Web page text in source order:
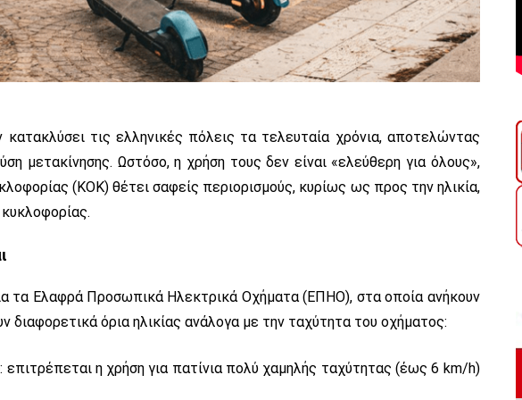
κατακλύσει τις ελληνικές πόλεις τα τελευταία χρόνια, αποτελώντας
μετακίνησης. Ωστόσο, η χρήση τους δεν είναι «ελεύθερη για όλους»,
(ΚΟΚ) θέτει σαφείς περιορισμούς, κυρίως ως προς την ηλικία,
τα Ελαφρά Προσωπικά Ηλεκτρικά Οχήματα (ΕΠΗΟ), στα οποία ανήκουν
διαφορετικά όρια ηλικίας ανάλογα με την ταχύτητα του οχήματος:
: επιτρέπεται η χρήση για πατίνια πολύ χαμηλής ταχύτητας (έως 6 km/h)